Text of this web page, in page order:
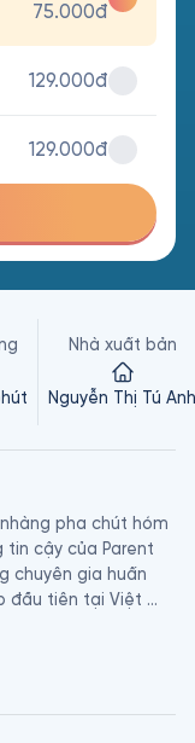
75.000đ
129.000đ
129.000đ
Nhà xuất bản
Nguyễn Thị Tú Anh
pha chút hóm
tin cậy của Parent
chuyên gia huấn
đầu tiên tại Việt
phụ huynh nuôi
đồng hành – một
giúp nuôi dạy con